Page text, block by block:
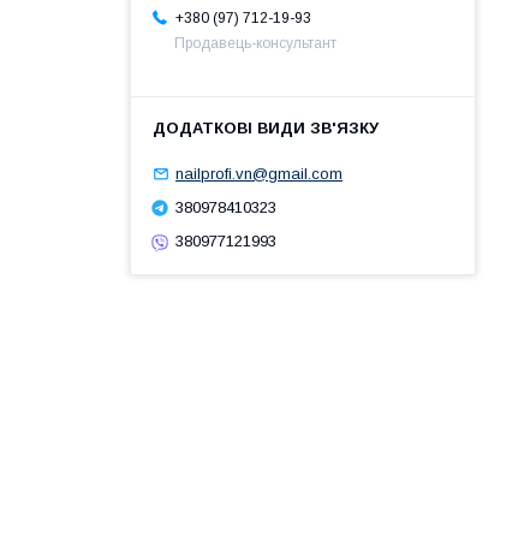
+380 (97) 712-19-93
Продавець-консультант
nailprofi.vn@gmail.com
380978410323
380977121993